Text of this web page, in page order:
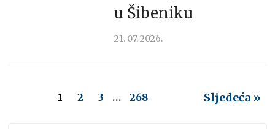
u Šibeniku
21. 07. 2026.
1 2 3 … 268 Sljedeća »